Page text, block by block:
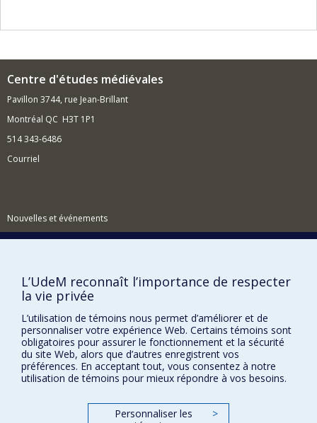
Centre d'études médiévales
Pavillon 3744, rue Jean-Brillant
Montréal QC H3T 1P1
514 343-6486
Courriel
Nouvelles et événements
Plan du site
Accessibilité
FACULTÉ DES ARTS ET DES SCIENCES
Nos départements et écoles
L’UdeM reconnaît l’importance de respecter
la vie privée
L’utilisation de témoins nous permet d’améliorer et de
personnaliser votre expérience Web. Certains témoins sont
obligatoires pour assurer le fonctionnement et la sécurité
du site Web, alors que d’autres enregistrent vos
préférences. En acceptant tout, vous consentez à notre
utilisation de témoins pour mieux répondre à vos besoins.
Personnaliser les
>